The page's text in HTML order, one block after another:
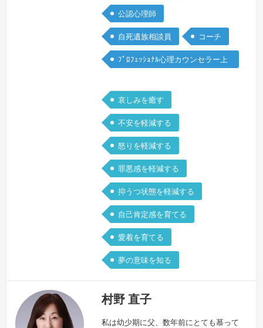
感じて… 続きを見る »
公認心理師
自死遺族相談員 コーチ
ﾌﾟﾛﾌｪｯｼｮﾅﾙ心理カウンセラー上
哀しみを癒す
不安を軽減する
怒りを軽減する
罪悪感を軽減する
抑うつ状態を軽減する
自己肯定感を育てる
愛着を育てる
夢の意味を知る
村野 直子
私は幼少期に父、数年前にとても慕って